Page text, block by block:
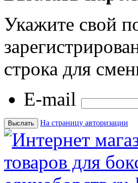
Укажите свой
строка для
E-mail
На страницу авторизации